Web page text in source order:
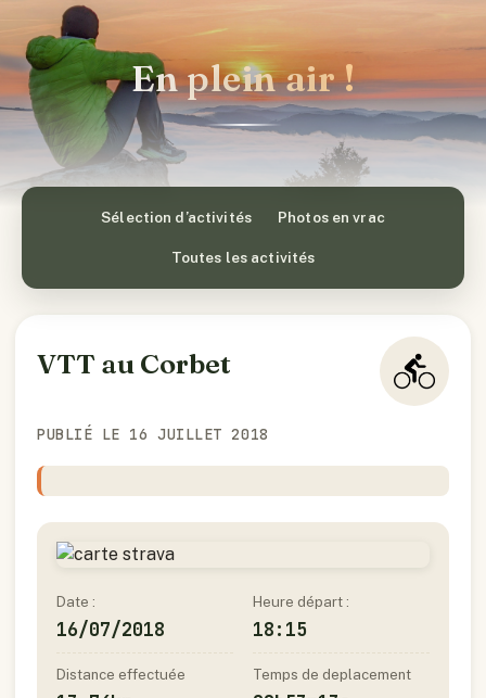
En plein air !
Sélection d’activités Photos en vrac
Toutes les activités
VTT au Corbet
PUBLIÉ LE 16 JUILLET 2018
Date :
16/07/2018
Heure départ :
18:15
Distance effectuée Temps de deplacement